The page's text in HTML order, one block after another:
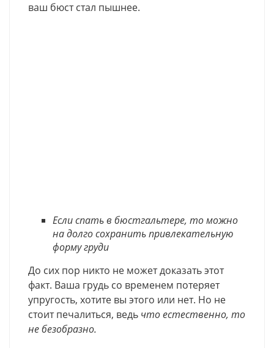
ваш бюст стал пышнее.
Если спать в бюстгальтере, то можно
на долго сохранить привлекательную
форму груди
До сих пор никто не может доказать этот
факт. Ваша грудь со временем потеряет
упругость, хотите вы этого или нет. Но не
стоит печалиться, ведь что естественно, то
не безобразно.